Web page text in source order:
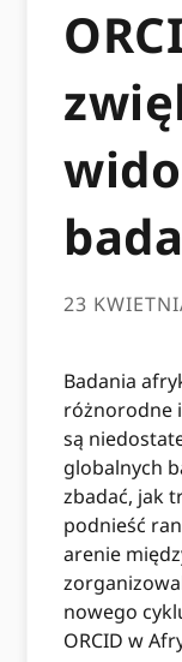
23
Badania
różnorodne
są
globalnych
zbadać, jak
podnieść
arenie
nowego
ORCID w